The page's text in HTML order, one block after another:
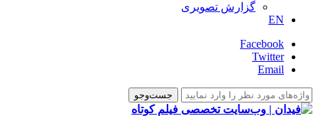
گزارش تصویری
EN
Facebook
Twitter
Email